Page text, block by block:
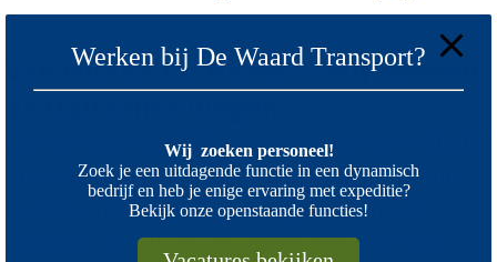
Van Milaan tot Napels – wij kennen
We verzorgen dagelijks transporten door heel Italië.
Of uw machine opgehaald moet worden in Noord-
Italië (Lombardije, Veneto) of geleverd moet
worden in Zuid-Italië: wij regelen het van A tot Z.
Werken bij De Waard Transport?
Wij zoeken personeel!
Zoek je een uitdagende functie in een dynamisch
bedrijf en heb je enige ervaring met expeditie?
Bekijk onze openstaande functies!